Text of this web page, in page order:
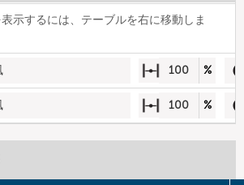
示するには、テーブルを右に移動しま
100 %
100 %